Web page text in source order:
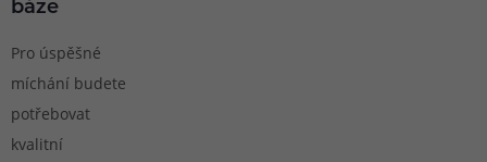
báze
Pro úspěšné
míchání budete
potřebovat
kvalitní